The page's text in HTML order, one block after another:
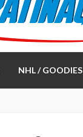
NHL / GOODIES